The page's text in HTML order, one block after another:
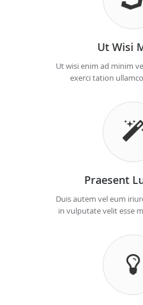
Ut Wisi
Ut wisi enim ad minim
exerci tation
Praesent
Duis autem vel eum
in vulputate velit esse